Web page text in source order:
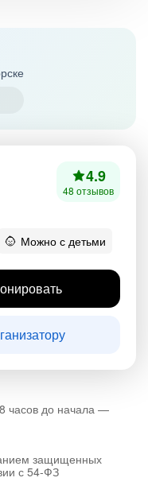
4.9
48 отзывов
Можно с детьми
часов до начала —
защищенных
с 54-ФЗ